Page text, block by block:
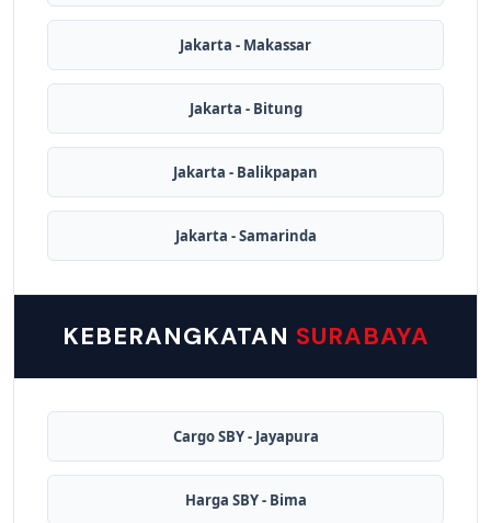
Jakarta - Makassar
Jakarta - Bitung
Jakarta - Balikpapan
Jakarta - Samarinda
KEBERANGKATAN SURABAYA
Cargo SBY - Jayapura
Harga SBY - Bima